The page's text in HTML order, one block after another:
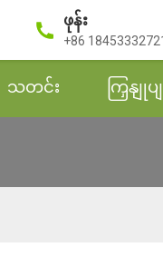
ဖုန်း
+86 18453332721
သတင်း ကြှနျု